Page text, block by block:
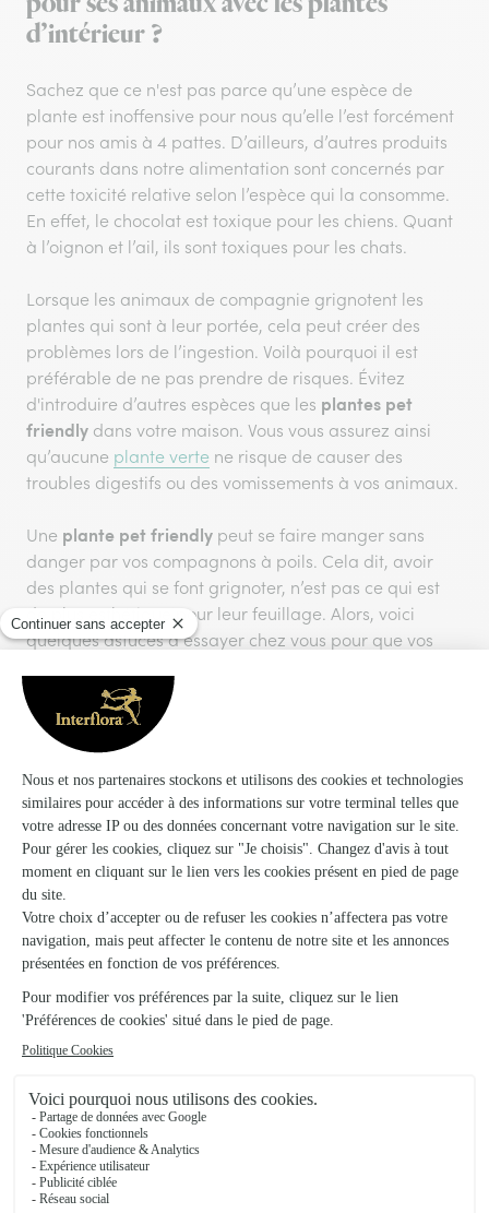
d’intérieur ?
Sachez que ce n'est pas parce qu’une espèce de
plante est inoffensive pour nous qu’elle l’est forcément
pour nos amis à 4 pattes. D’ailleurs, d’autres produits
courants dans notre alimentation sont concernés par
cette toxicité relative selon l’espèce qui la consomme.
En effet, le chocolat est toxique pour les chiens. Quant
à l’oignon et l’ail, ils sont toxiques pour les chats.
Lorsque les animaux de compagnie grignotent les
plantes qui sont à leur portée, cela peut créer des
problèmes lors de l’ingestion. Voilà pourquoi il est
préférable de ne pas prendre de risques. Évitez
d'introduire d’autres espèces que les plantes pet
friendly dans votre maison. Vous vous assurez ainsi
qu’aucune plante verte ne risque de causer des
troubles digestifs ou des vomissements à vos animaux.
Une plante pet friendly peut se faire manger sans
danger par vos compagnons à poils. Cela dit, avoir
des plantes qui se font grignoter, n’est pas ce qui est
de plus esthétique pour leur feuillage. Alors, voici
quelques astuces à essayer chez vous pour que vos
Comment empêcher un chat d’aller dans les
plantes ?
Les chats sont sensibles aux odeurs, vous pouvez
placer des écorces d’agrumes, du marc de café ou du
poivre moulu de temps en temps dans vos pots de
fleurs. Et si votre chat a tendance à gratter la terre,
recouvrez-la simplement de larges galets ou d’autres
pierres.
Comment empêcher un chien d’aller dans les
plantes ?
Nombreux sont les chiens qui aiment gratter le terreau
mettre vosplantes pet friendlyen hauteur ou hors de
portée de votre chien. Autrement, vous pouvez essayer,
comme pour les chats, de mettre des écorces de citron
ou d’orange et du poivre.